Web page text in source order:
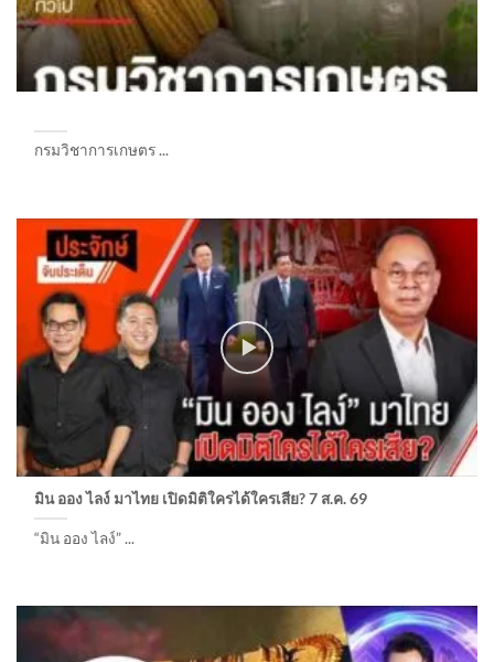
กรมวิชาการเกษตร ...
มิน ออง ไลง์ มาไทย เปิดมิติใครได้ใครเสีย? 7 ส.ค. 69
“มิน ออง ไลง์” ...